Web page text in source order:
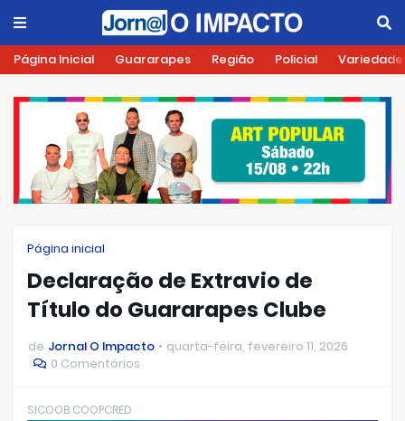
Página Inicial Guararapes Região Policial
Página inicial
Declaração de Extravio de
Título do Guararapes Clube
de Jornal O Impacto
quarta-feira, fevereiro 11, 2026
0 Comentários
SICOOB COOPCRED